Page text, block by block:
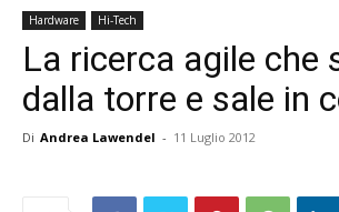
Hardware Hi-Tech
La ricerca agile che
dalla torre e sale in
Di Andrea Lawendel - 11 Luglio 2012